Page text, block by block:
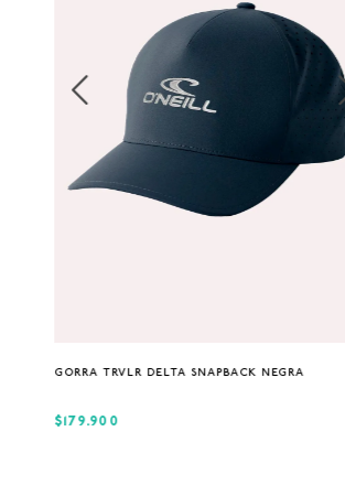
GORRA TRVLR DELTA SNAPBACK NEGRA
$179.900